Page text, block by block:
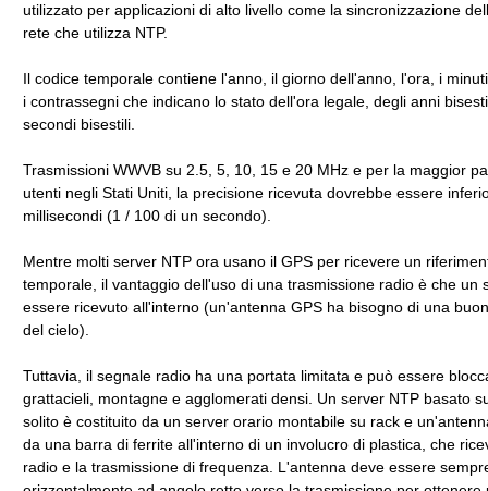
utilizzato per applicazioni di alto livello come la sincronizzazione
rete che utilizza NTP.
Il codice temporale contiene l'anno, il giorno dell'anno, l'ora, i
i contrassegni che indicano lo stato dell'ora legale, degli anni
secondi bisestili.
Trasmissioni WWVB su 2.5, 5, 10, 15 e 20 MHz e per la maggior
utenti negli Stati Uniti, la precisione ricevuta dovrebbe essere
millisecondi (1 / 100 di un secondo).
Mentre molti server NTP ora usano il GPS per ricevere un
temporale, il vantaggio dell'uso di una trasmissione radio è che un
essere ricevuto all'interno (un'antenna GPS ha bisogno di una
del cielo).
Tuttavia, il segnale radio ha una portata limitata e può essere
grattacieli, montagne e agglomerati densi. Un server NTP basato
solito è costituito da un server orario montabile su rack e
da una barra di ferrite all'interno di un involucro di plastica, che
radio e la trasmissione di frequenza. L'antenna deve essere